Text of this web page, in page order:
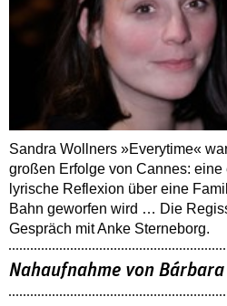
Sandra Wollners »Everytime«
großen Erfolge von Cannes:
lyrische Reflexion über eine
Bahn geworfen wird … Die
Gespräch mit Anke Sterneborg.
Nahaufnahme von